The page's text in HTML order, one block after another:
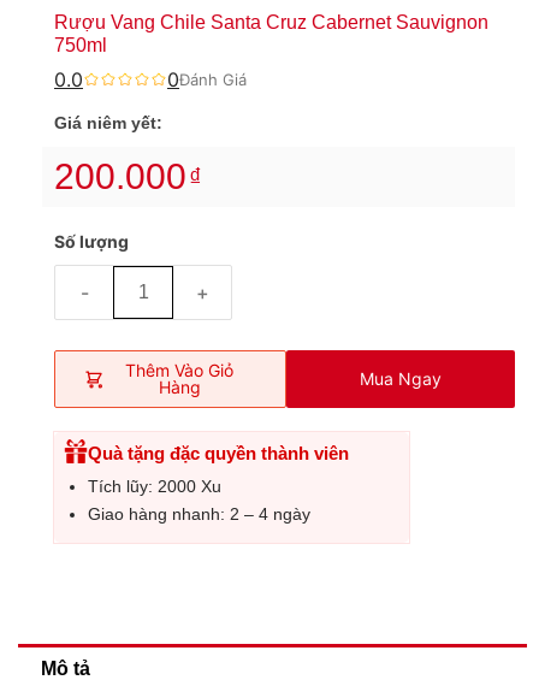
Rượu Vang Chile Santa Cruz Cabernet Sauvignon
750ml
0.0 0Đánh Giá
Giá niêm yết:
200.000₫
Số lượng
- +
Thêm Vào Giỏ
Hàng
Mua Ngay
Quà tặng đặc quyền thành viên
Tích lũy: 2000 Xu
Giao hàng nhanh: 2 – 4 ngày
Mô tả